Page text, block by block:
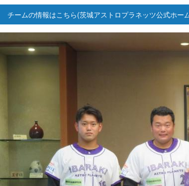
チームの情報はこちら(茨城アストロプラネッツ公式ホー